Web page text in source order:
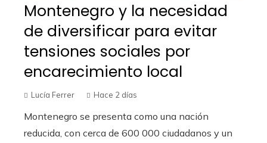
Montenegro y la necesidad
de diversificar para evitar
tensiones sociales por
encarecimiento local
Lucía Ferrer Hace 2 días
Montenegro se presenta como una nación
reducida, con cerca de 600 000 ciudadanos y un